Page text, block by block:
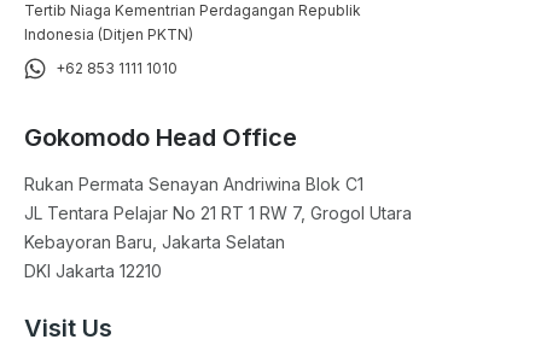
Tertib Niaga Kementrian Perdagangan Republik
Indonesia (Ditjen PKTN)
+62 853 1111 1010
Gokomodo Head Office
Rukan Permata Senayan Andriwina Blok C1
JL Tentara Pelajar No 21 RT 1 RW 7, Grogol Utara
Kebayoran Baru, Jakarta Selatan
DKI Jakarta 12210
Visit Us